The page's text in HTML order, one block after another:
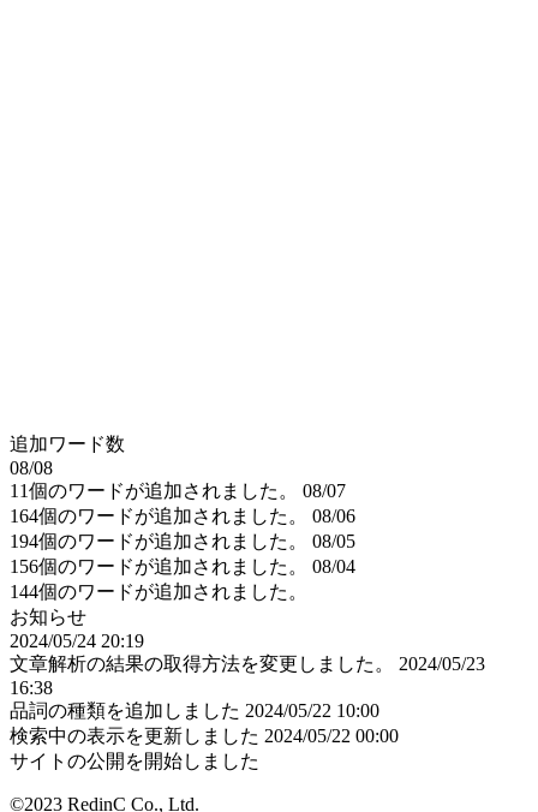
追加ワード数
08/08
11個のワードが追加されました。
08/07
164個のワードが追加されました。
08/06
194個のワードが追加されました。
08/05
156個のワードが追加されました。
08/04
144個のワードが追加されました。
お知らせ
2024/05/24 20:19
文章解析の結果の取得方法を変更しました。
2024/05/23
16:38
品詞の種類を追加しました 2024/05/22 10:00
検索中の表示を更新しました 2024/05/22 00:00
サイトの公開を開始しました
©2023 RedinC Co., Ltd.